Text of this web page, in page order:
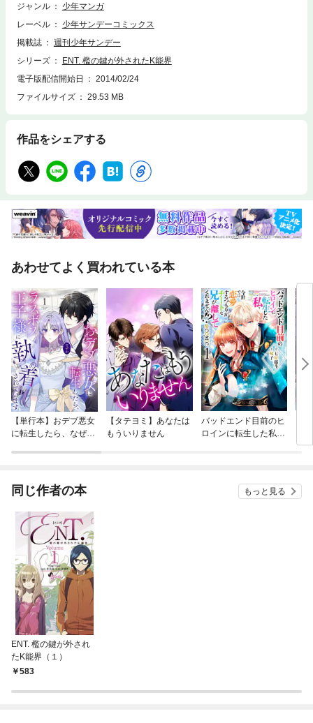
ジャンル
少年マンガ
レーベル
少年サンデーコミックス
掲載誌
週刊少年サンデー
シリーズ
ENT. 檻の鍵が外されたK能界
電子版配信開始日
2014/02/24
ファイルサイズ
29.53 MB
作品をシェアする
あわせてよく買われている本
【単行本】おデブ悪女
に転生したら、なぜか
【タテヨミ】あなたは
もういりません
バッドエンド目前のヒ
ロインに転生した私、
同じ作者の本 もっと見る
ENT. 檻の鍵が外され
たK能界（１）
583